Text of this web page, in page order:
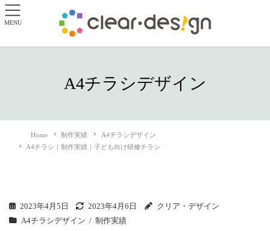
A4チラシデザイン
Home 制作実績
A4チラシデザイン
A4チラシ｜制作実績｜子ども向け研修チラシ
2023年4月5日 2023年4月6日
クリア・デザイン
A4チラシデザイン
制作実績
MENU